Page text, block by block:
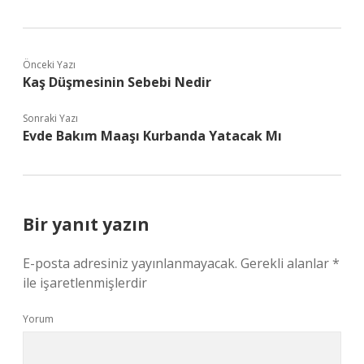
Önceki Yazı
Kaş Düşmesinin Sebebi Nedir
Sonraki Yazı
Evde Bakım Maaşı Kurbanda Yatacak Mı
Bir yanıt yazın
E-posta adresiniz yayınlanmayacak. Gerekli alanlar*
ile işaretlenmişlerdir
Yorum